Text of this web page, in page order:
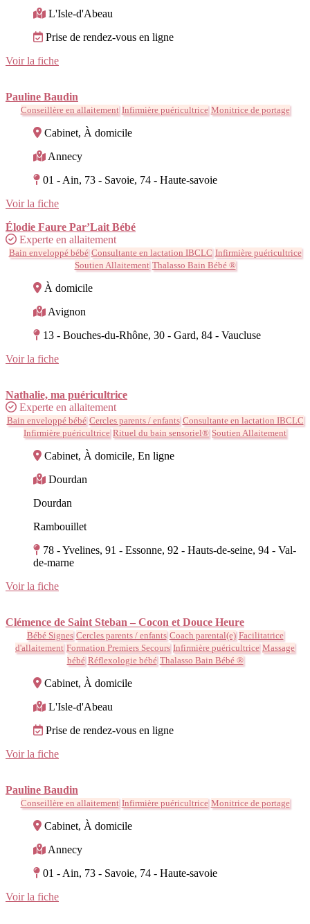
L'Isle-d'Abeau
Prise de rendez-vous en ligne
Voir la fiche
Pauline Baudin
Conseillère en allaitement Infirmière puéricultrice Monitrice de portage
Cabinet, À domicile
Annecy
01 - Ain, 73 - Savoie, 74 - Haute-savoie
Voir la fiche
Élodie Faure Par’Lait Bébé
Experte en allaitement
Bain enveloppé bébé Consultante en lactation IBCLC Infirmière puéricultrice
Soutien Allaitement Thalasso Bain Bébé ®
À domicile
Avignon
13 - Bouches-du-Rhône, 30 - Gard, 84 - Vaucluse
Voir la fiche
Nathalie, ma puéricultrice
Experte en allaitement
Bain enveloppé bébé Cercles parents / enfants Consultante en lactation IBCLC
Infirmière puéricultrice Rituel du bain sensoriel® Soutien Allaitement
Cabinet, À domicile, En ligne
Dourdan
Dourdan
Rambouillet
78 - Yvelines, 91 - Essonne, 92 - Hauts-de-seine, 94 - Val-
de-marne
Voir la fiche
Clémence de Saint Steban – Cocon et Douce Heure
Bébé Signes Cercles parents / enfants Coach parental(e) Facilitatrice
d'allaitement Formation Premiers Secours Infirmière puéricultrice Massage
bébé Réflexologie bébé Thalasso Bain Bébé ®
Cabinet, À domicile
L'Isle-d'Abeau
Prise de rendez-vous en ligne
Voir la fiche
Pauline Baudin
Conseillère en allaitement Infirmière puéricultrice Monitrice de portage
Cabinet, À domicile
Annecy
01 - Ain, 73 - Savoie, 74 - Haute-savoie
Voir la fiche